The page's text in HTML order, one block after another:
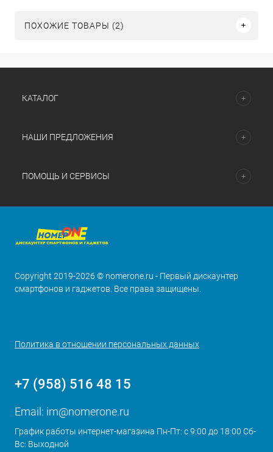
ПОХОЖИЕ ТОВАРЫ (2)
КАТАЛОГ
НАШИ ПРЕДЛОЖЕНИЯ
ПОМОЩЬ И СЕРВИСЫ
Copyright 2019-2026 © nomerone.ru - Первый дискаунтер
смартфонов и гаджетов. Все права защищены.
Политика в отношении персональных данных
+7 (958) 516 48 15
Email: im@nomerone.ru
График работы интернет-магазина Пн-Пт: с 9:00 до 18:00 Сб-
Вс: Выходной